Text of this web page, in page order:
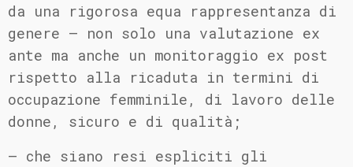
da una rigorosa equa rappresentanza di
genere – non solo una valutazione ex
ante ma anche un monitoraggio ex post
rispetto alla ricaduta in termini di
occupazione femminile, di lavoro delle
donne, sicuro e di qualità;
– che siano resi espliciti gli